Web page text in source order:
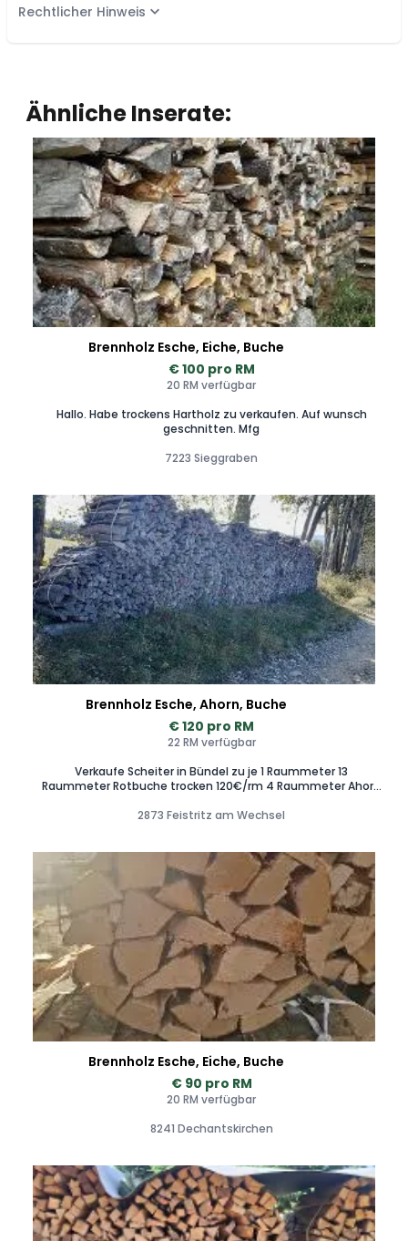
Rechtlicher Hinweis
Ähnliche Inserate:
Brennholz Esche, Eiche, Buche
€ 100 pro RM
20 RM verfügbar
Hallo. Habe trockens Hartholz zu verkaufen. Auf wunsch
geschnitten. Mfg
7223 Sieggraben
Brennholz Esche, Ahorn, Buche
€ 120 pro RM
22 RM verfügbar
Verkaufe Scheiter in Bündel zu je 1 Raummeter 13
Raummeter Rotbuche trocken 120€/rm 4 Raummeter Ahorn
Raummeter Eiche trocken 100€/rm
2873 Feistritz am Wechsel
Brennholz Esche, Eiche, Buche
€ 90 pro RM
20 RM verfügbar
8241 Dechantskirchen